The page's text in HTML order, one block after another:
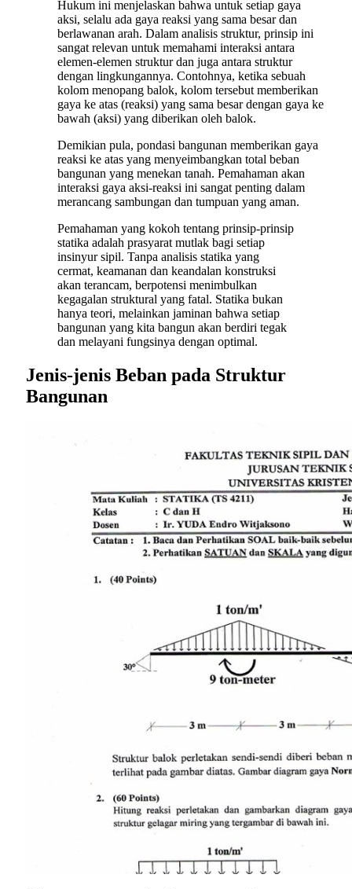
Hukum ini menjelaskan bahwa untuk setiap gaya
aksi, selalu ada gaya reaksi yang sama besar dan
berlawanan arah. Dalam analisis struktur, prinsip ini
sangat relevan untuk memahami interaksi antara
elemen-elemen struktur dan juga antara struktur
dengan lingkungannya. Contohnya, ketika sebuah
kolom menopang balok, kolom tersebut memberikan
gaya ke atas (reaksi) yang sama besar dengan gaya ke
bawah (aksi) yang diberikan oleh balok.
Demikian pula, pondasi bangunan memberikan gaya
reaksi ke atas yang menyeimbangkan total beban
bangunan yang menekan tanah. Pemahaman akan
interaksi gaya aksi-reaksi ini sangat penting dalam
merancang sambungan dan tumpuan yang aman.
Pemahaman yang kokoh tentang prinsip-prinsip
statika adalah prasyarat mutlak bagi setiap
insinyur sipil. Tanpa analisis statika yang
cermat, keamanan dan keandalan konstruksi
akan terancam, berpotensi menimbulkan
kegagalan struktural yang fatal. Statika bukan
hanya teori, melainkan jaminan bahwa setiap
bangunan yang kita bangun akan berdiri tegak
dan melayani fungsinya dengan optimal.
Jenis-jenis Beban pada Struktur
Bangunan